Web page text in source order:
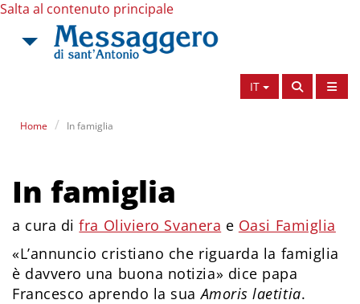
Salta al contenuto principale
IT
Home In famiglia
In famiglia
a cura difra Oliviero Svanera e Oasi Famiglia
«L’annuncio cristiano che riguarda la famiglia
è davvero una buona notizia» dice papa
Francesco aprendo la suaAmoris laetitia.